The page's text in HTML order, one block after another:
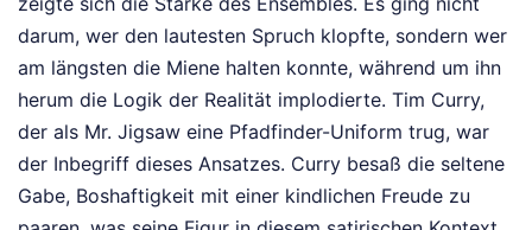
darum, wer den lautesten Spruch klopfte, sondern wer
am längsten die Miene halten konnte, während um ihn
herum die Logik der Realität implodierte. Tim Curry,
der als Mr. Jigsaw eine Pfadfinder-Uniform trug, war
der Inbegriff dieses Ansatzes. Curry besaß die seltene
Gabe, Boshaftigkeit mit einer kindlichen Freude zu